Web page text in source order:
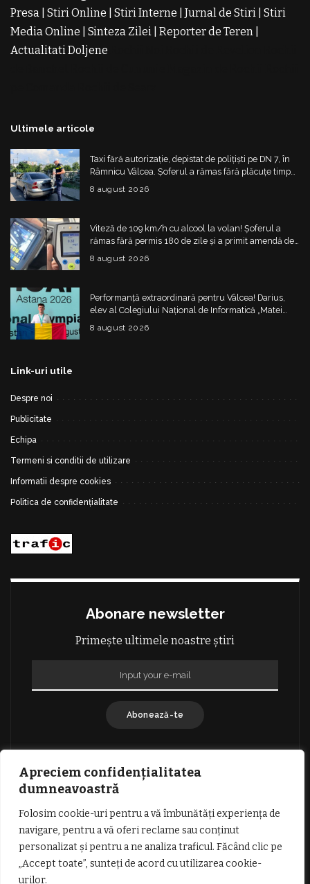
Apreciem confidențialitatea
dumneavoastră
Folosim cookie-uri pentru a vă îmbunătăți experiența de
navigare, pentru a vă oferi reclame sau conținut
personalizat și pentru a ne analiza traficul. Făcând clic pe
„Accept toate”, sunteți de acord cu utilizarea cookie-
urilor.
Presa Stiri Online Stiri Interne Jurnal de Stiri Stiri
Media Online
Sinteza Zilei Reporter de Teren
Actualitati Doljene
Ultimele articole
Taxi fără autorizație, depistat de polițiști pe DN 7, în
Râmnicu Vâlcea. Șoferul a rămas fără plăcuțe timp
de 6 luni
8 august 2026
Viteză de 109 km/h cu alcool la volan! Șoferul a
rămas fără permis 180 de zile și a primit amendă de
4.325 de lei
8 august 2026
Performanță extraordinară pentru Vâlcea! Darius,
elev al Colegiului Național de Informatică „Matei
Basarab”, a cucerit argintul la Olimpiada
Internațională de Inteligență Artificială
8 august 2026
Link-uri utile
Despre noi
Publicitate
Echipa
Termeni si conditii de utilizare
Informatii despre cookies
Politica de confidențialitate
Abonare newsletter
Primește ultimele noastre știri
Abonează-te
TERMENI SI CONDITII DE UTILIZARE
INFORMATII DESPRE COOKIES
DESPRE NOI
PUBLICITATE